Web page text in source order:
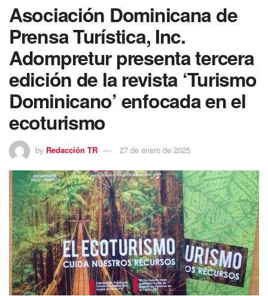
Asociación Dominicana de
Prensa Turística, Inc.
Adompretur presenta tercera
edición de la revista ‘Turismo
Dominicano’ enfocada en el
ecoturismo
by Redacción TR 27 de enero de 2025